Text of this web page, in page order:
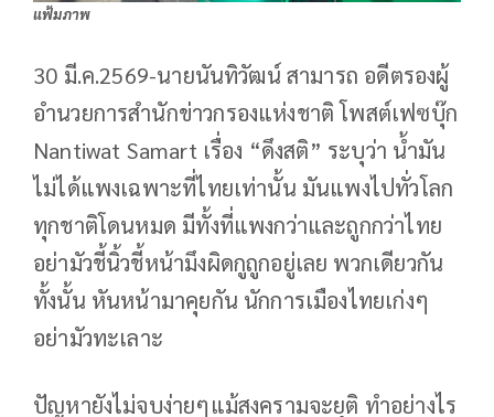
แฟ้มภาพ
30 มี.ค.2569-นายนันทิวัฒน์ สามารถ อดีตรองผู้
อำนวยการสำนักข่าวกรองแห่งชาติ โพสต์เฟซบุ๊ก
Nantiwat Samart เรื่อง “ดึงสติ” ระบุว่า น้ำมัน
ไม่ได้แพงเฉพาะที่ไทยเท่านั้น มันแพงไปทั่วโลก
ทุกชาติโดนหมด มีทั้งที่แพงกว่าและถูกกว่าไทย
อย่ามัวชี้นิ้วชี้หน้ามึงผิดกูถูกอยู่เลย พวกเดียวกัน
ทั้งนั้น​ หันหน้ามาคุยกัน นักการเมืองไทยเก่งๆ
อย่ามัวทะเลาะ
ปัญหายังไม่จบง่ายๆแม้สงครามจะยุติ ทำอย่างไร